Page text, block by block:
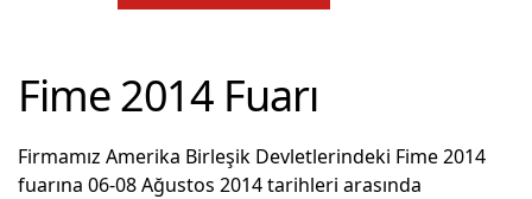
Fime 2014 Fuarı
Firmamız Amerika Birleşik Devletlerindeki Fime 2014
fuarına 06-08 Ağustos 2014 tarihleri arasında